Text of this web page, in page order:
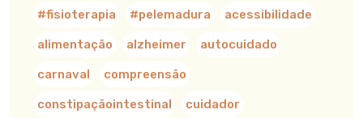
#fisioterapia #pelemadura acessibilidade
alimentação alzheimer autocuidado
carnaval compreensão
constipaçãointestinal cuidador